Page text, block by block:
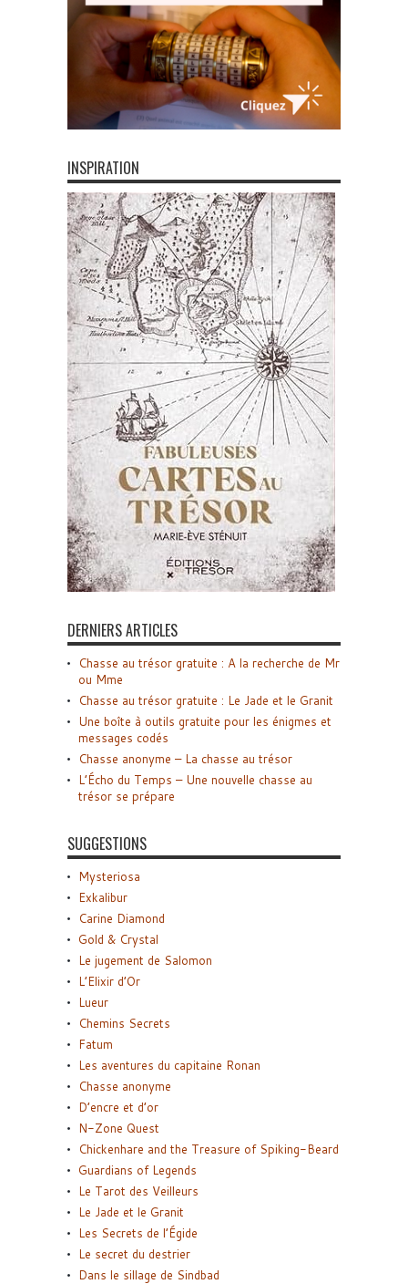
INSPIRATION
DERNIERS ARTICLES
Chasse au trésor gratuite : A la recherche de Mr
ou Mme
Chasse au trésor gratuite : Le Jade et le Granit
Une boîte à outils gratuite pour les énigmes et
messages codés
Chasse anonyme – La chasse au trésor
L’Écho du Temps – Une nouvelle chasse au
trésor se prépare
SUGGESTIONS
Mysteriosa
Exkalibur
Carine Diamond
Gold & Crystal
Le jugement de Salomon
L’Elixir d’Or
Lueur
Chemins Secrets
Fatum
Les aventures du capitaine Ronan
Chasse anonyme
D’encre et d’or
N-Zone Quest
Chickenhare and the Treasure of Spiking-Beard
Guardians of Legends
Le Tarot des Veilleurs
Le Jade et le Granit
Les Secrets de l’Égide
Le secret du destrier
Dans le sillage de Sindbad